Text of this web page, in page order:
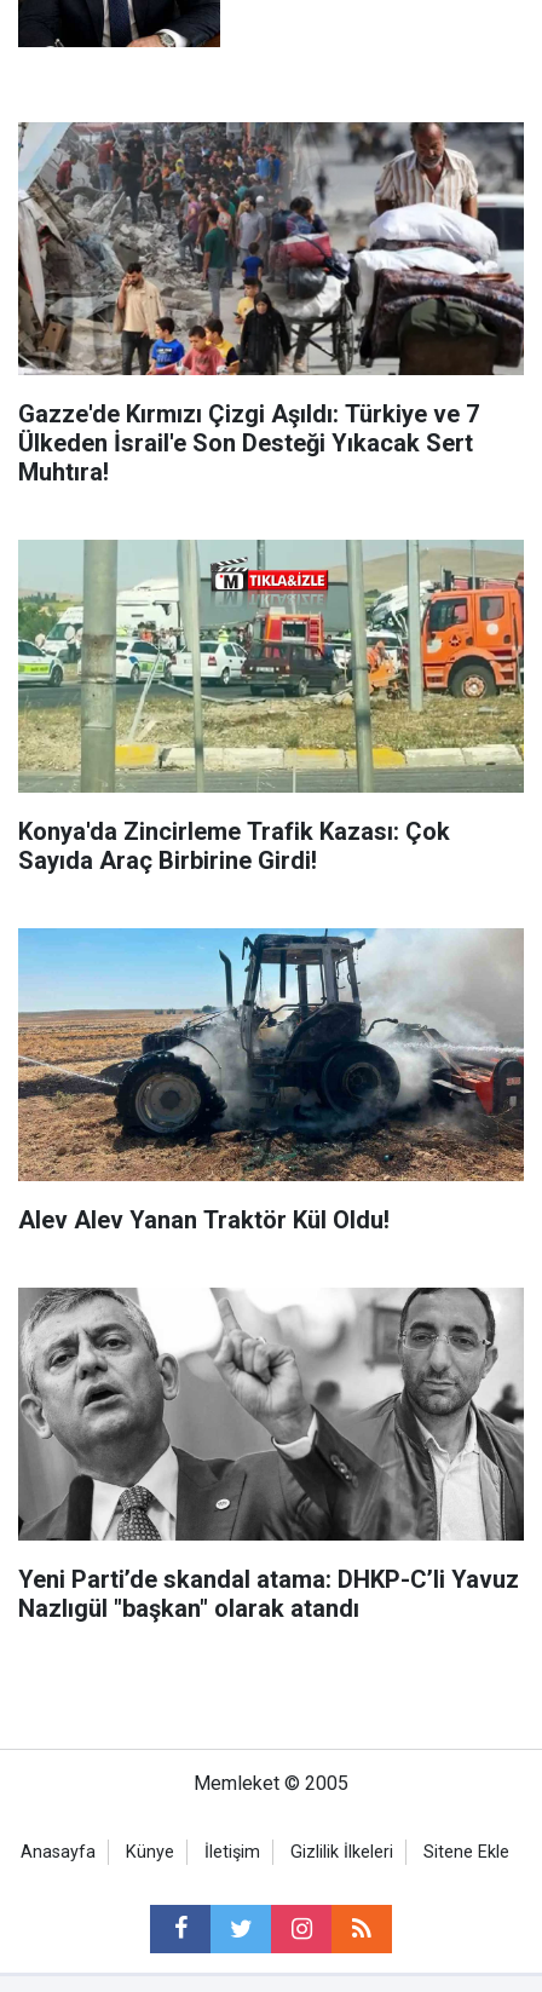
Gazze'de Kırmızı Çizgi Aşıldı: Türkiye ve 7
Ülkeden İsrail'e Son Desteği Yıkacak Sert
Muhtıra!
Konya'da Zincirleme Trafik Kazası: Çok
Sayıda Araç Birbirine Girdi!
Alev Alev Yanan Traktör Kül Oldu!
Yeni Parti’de skandal atama: DHKP-C’li Yavuz
Nazlıgül "başkan" olarak atandı
Memleket © 2005
Anasayfa Künye İletişim Gizlilik İlkeleri Sitene Ekle